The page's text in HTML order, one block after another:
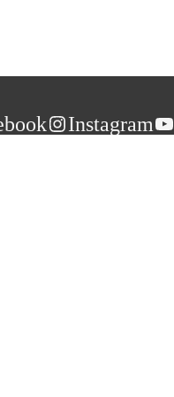
Instagram